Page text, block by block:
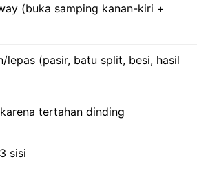
(buka samping kanan-kiri +
lepas (pasir, batu split, besi, hasil
tertahan dinding
sisi